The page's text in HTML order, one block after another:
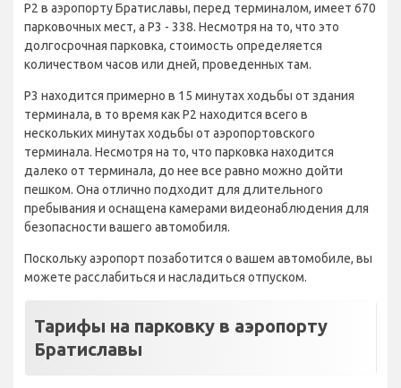
P2 в аэропорту Братиславы, перед терминалом, имеет 670
парковочных мест, а P3 - 338. Несмотря на то, что это
долгосрочная парковка, стоимость определяется
количеством часов или дней, проведенных там.
P3 находится примерно в 15 минутах ходьбы от здания
терминала, в то время как P2 находится всего в
нескольких минутах ходьбы от аэропортовского
терминала. Несмотря на то, что парковка находится
далеко от терминала, до нее все равно можно дойти
пешком. Она отлично подходит для длительного
пребывания и оснащена камерами видеонаблюдения для
безопасности вашего автомобиля.
Поскольку аэропорт позаботится о вашем автомобиле, вы
можете расслабиться и насладиться отпуском.
Тарифы на парковку в аэропорту
Братиславы